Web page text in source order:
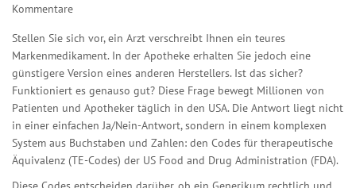
Kommentare
Stellen Sie sich vor, ein Arzt verschreibt Ihnen ein teures
Markenmedikament. In der Apotheke erhalten Sie jedoch eine
günstigere Version eines anderen Herstellers. Ist das sicher?
Funktioniert es genauso gut? Diese Frage bewegt Millionen von
Patienten und Apotheker täglich in den USA. Die Antwort liegt nicht
in einer einfachen Ja/Nein-Antwort, sondern in einem komplexen
System aus Buchstaben und Zahlen: den Codes für therapeutische
Äquivalenz (TE-Codes) der US Food and Drug Administration (FDA).